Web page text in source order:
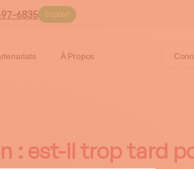
6835 Support
À Propos
: est-il trop tard